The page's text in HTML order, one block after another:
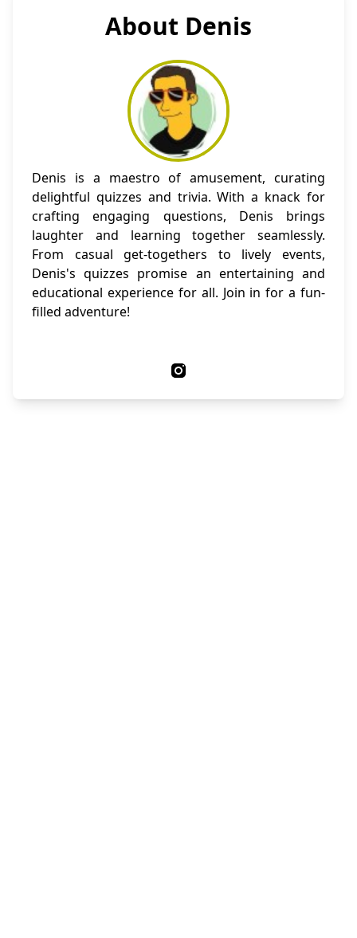
About Denis
Denis is a maestro of amusement, curating
delightful quizzes and trivia. With a knack for
crafting engaging questions, Denis brings
laughter and learning together seamlessly.
From casual get-togethers to lively events,
Denis's quizzes promise an entertaining and
educational experience for all. Join in for a fun-
filled adventure!